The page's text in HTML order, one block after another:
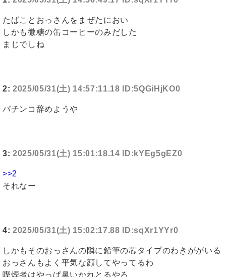
たばことおっさんをまぜたにおい
しかも微糖の缶コーヒーのみだした
まじでしね
2: 2025/05/31(土) 14:57:11.18 ID:5QGiHjKO0
パチンコ辞めようや
3: 2025/05/31(土) 15:01:18.14 ID:kYEg5gEZ0
>>2
それなー
4: 2025/05/31(土) 15:02:17.88 ID:sqXr1YYr0
しかもそのおっさんの隣に鉛筆の芯タイプのわきががいる
おっさんもよく平気な顔してやってるわ
喫煙者はやっぱ鼻いかれとるやろ